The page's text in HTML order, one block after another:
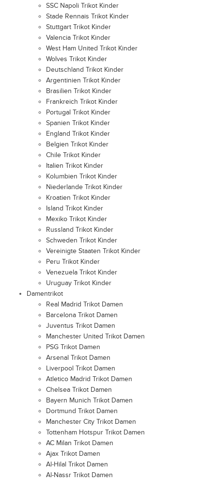
SSC Napoli Trikot Kinder
Stade Rennais Trikot Kinder
Stuttgart Trikot Kinder
Valencia Trikot Kinder
West Ham United Trikot Kinder
Wolves Trikot Kinder
Deutschland Trikot Kinder
Argentinien Trikot Kinder
Brasilien Trikot Kinder
Frankreich Trikot Kinder
Portugal Trikot Kinder
Spanien Trikot Kinder
England Trikot Kinder
Belgien Trikot Kinder
Chile Trikot Kinder
Italien Trikot Kinder
Kolumbien Trikot Kinder
Niederlande Trikot Kinder
Kroatien Trikot Kinder
Island Trikot Kinder
Mexiko Trikot Kinder
Russland Trikot Kinder
Schweden Trikot Kinder
Vereinigte Staaten Trikot Kinder
Peru Trikot Kinder
Venezuela Trikot Kinder
Uruguay Trikot Kinder
Damentrikot
Real Madrid Trikot Damen
Barcelona Trikot Damen
Juventus Trikot Damen
Manchester United Trikot Damen
PSG Trikot Damen
Arsenal Trikot Damen
Liverpool Trikot Damen
Atletico Madrid Trikot Damen
Chelsea Trikot Damen
Bayern Munich Trikot Damen
Dortmund Trikot Damen
Manchester City Trikot Damen
Tottenham Hotspur Trikot Damen
AC Milan Trikot Damen
Ajax Trikot Damen
Al-Hilal Trikot Damen
Al-Nassr Trikot Damen